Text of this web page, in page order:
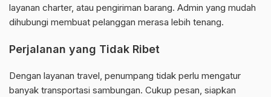
layanan charter, atau pengiriman barang. Admin yang mudah
dihubungi membuat pelanggan merasa lebih tenang.
Perjalanan yang Tidak Ribet
Dengan layanan travel, penumpang tidak perlu mengatur
banyak transportasi sambungan. Cukup pesan, siapkan